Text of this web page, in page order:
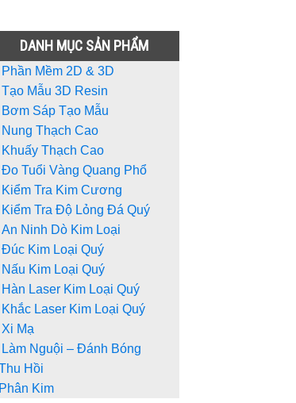
DANH MỤC SẢN PHẨM
Phần Mềm 2D & 3D
Tạo Mẫu 3D Resin
Bơm Sáp Tạo Mẫu
Nung Thạch Cao
Khuấy Thạch Cao
Đo Tuổi Vàng Quang Phổ
Kiểm Tra Kim Cương
Kiểm Tra Độ Lỏng Đá Quý
An Ninh Dò Kim Loại
Đúc Kim Loại Quý
Nấu Kim Loại Quý
Hàn Laser Kim Loại Quý
Khắc Laser Kim Loại Quý
Xi Mạ
Làm Nguội – Đánh Bóng
Hồi
Phân Kim